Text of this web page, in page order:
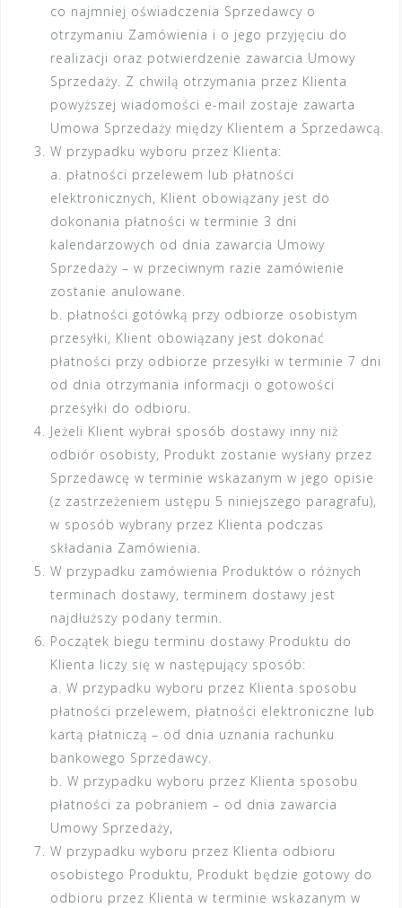
co najmniej oświadczenia Sprzedawcy o
otrzymaniu Zamówienia i o jego przyjęciu do
realizacji oraz potwierdzenie zawarcia Umowy
Sprzedaży. Z chwilą otrzymania przez Klienta
powyższej wiadomości e-mail zostaje zawarta
Umowa Sprzedaży między Klientem a Sprzedawcą.
W przypadku wyboru przez Klienta:
a. płatności przelewem lub płatności
elektronicznych, Klient obowiązany jest do
dokonania płatności w terminie 3 dni
kalendarzowych od dnia zawarcia Umowy
Sprzedaży – w przeciwnym razie zamówienie
zostanie anulowane.
b. płatności gotówką przy odbiorze osobistym
przesyłki, Klient obowiązany jest dokonać
płatności przy odbiorze przesyłki w terminie 7 dni
od dnia otrzymania informacji o gotowości
przesyłki do odbioru.
Jeżeli Klient wybrał sposób dostawy inny niż
odbiór osobisty, Produkt zostanie wysłany przez
Sprzedawcę w terminie wskazanym w jego opisie
(z zastrzeżeniem ustępu 5 niniejszego paragrafu),
w sposób wybrany przez Klienta podczas
składania Zamówienia.
W przypadku zamówienia Produktów o różnych
terminach dostawy, terminem dostawy jest
najdłuższy podany termin.
Początek biegu terminu dostawy Produktu do
Klienta liczy się w następujący sposób:
a. W przypadku wyboru przez Klienta sposobu
płatności przelewem, płatności elektroniczne lub
kartą płatniczą – od dnia uznania rachunku
bankowego Sprzedawcy.
b. W przypadku wyboru przez Klienta sposobu
płatności za pobraniem – od dnia zawarcia
Umowy Sprzedaży,
W przypadku wyboru przez Klienta odbioru
osobistego Produktu, Produkt będzie gotowy do
odbioru przez Klienta w terminie wskazanym w